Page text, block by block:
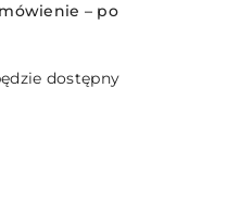
– po
dostępny